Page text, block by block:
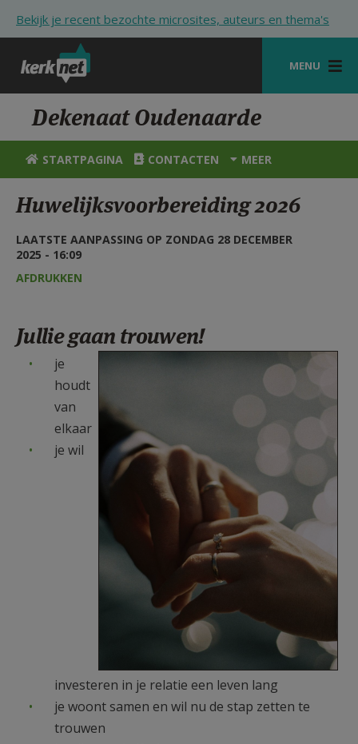
Bekijk je recent bezochte microsites, auteurs en thema's
MENU
STARTPAGINA
KERK
VIERINGEN
SHOP
ZOEKEN
HULP
MIJN PAROCHIE
AANMELDEN OF REGISTREREN
Dekenaat Oudenaarde
STARTPAGINA CONTACTEN MEER
Huwelijksvoorbereiding 2026
LAATSTE AANPASSING OP ZONDAG 28 DECEMBER
2025 - 16:09
AFDRUKKEN
Jullie gaan trouwen!
handen.jpg
je
houdt
van
elkaar
je wil
investeren in je relatie een leven lang
je woont samen en wil nu de stap zetten te
trouwen